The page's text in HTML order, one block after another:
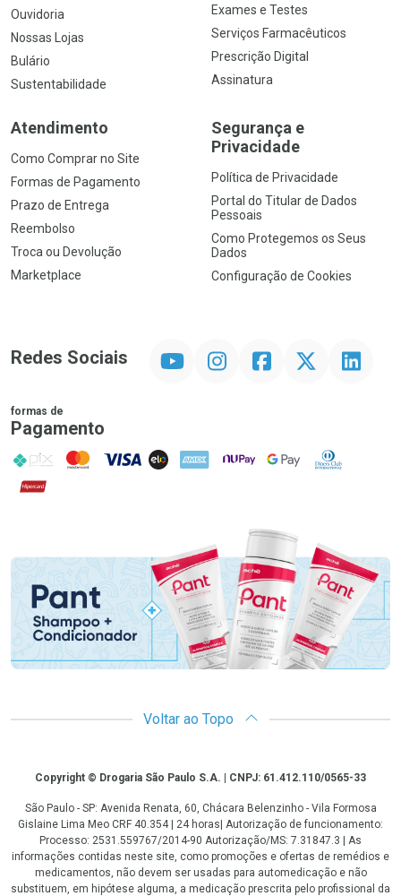
Ouvidoria
Nossas Lojas
Bulário
Sustentabilidade
Exames e Testes
Serviços Farmacêuticos
Prescrição Digital
Assinatura
Atendimento
Como Comprar no Site
Formas de Pagamento
Prazo de Entrega
Reembolso
Troca ou Devolução
Marketplace
Segurança e
Privacidade
Política de Privacidade
Portal do Titular de Dados
Pessoais
Como Protegemos os Seus
Dados
Configuração de Cookies
Redes Sociais InstagramFacebookTwitter Linkedin
formas de
Pagamento
PIX MasterCard
VISA ELO AMEX NuPay Google PayDiners Club
Hipercard
Promoção em Destaque
Voltar ao Topo
CopyrightCopyright © Drogaria São Paulo S.A. | CNPJ: 61.412.110/0565-33
São Paulo - SP: Avenida Renata, 60, Chácara Belenzinho - Vila Formosa
Gislaine Lima Meo CRF 40.354 | 24 horas| Autorização de funcionamento:
Processo: 2531.559767/2014-90 Autorização/MS: 7.31847.3 | As
informações contidas neste site, como promoções e ofertas de remédios e
medicamentos, não devem ser usadas para automedicação e não
substituem, em hipótese alguma, a medicação prescrita pelo profissional da